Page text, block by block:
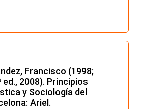
Francisco (1998;
ed., 2008). Principios
y Sociología del
Ariel.